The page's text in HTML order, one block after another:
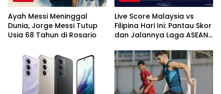
Ayah Messi Meninggal
Dunia, Jorge Messi Tutup
Usia 68 Tahun di Rosario
Live Score Malaysia vs
Filipina Hari Ini: Pantau Skor
dan Jalannya Laga ASEAN